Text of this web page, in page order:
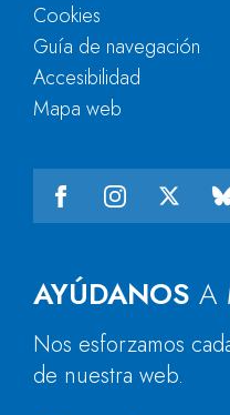
AYÚDANOS A
Nos esforzamos
de nuestra web.
Cookies
Guía de navegación
Accesibilidad
Mapa web